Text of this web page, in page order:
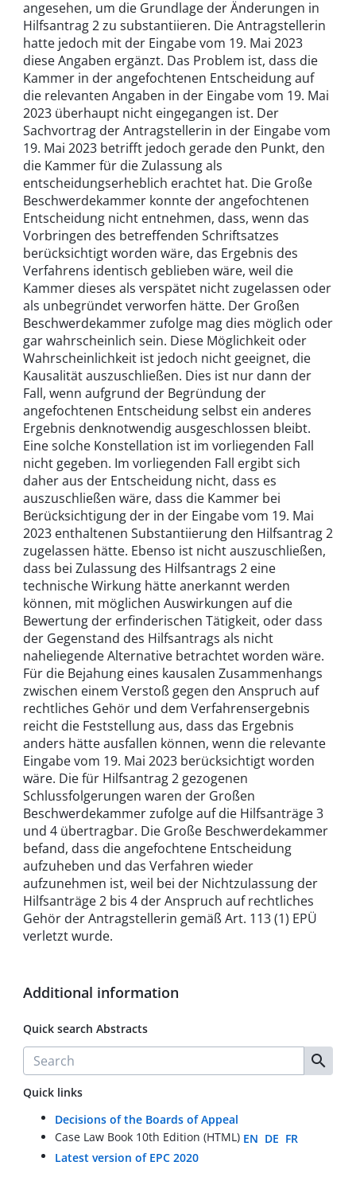
angesehen, um die Grundlage der Änderungen in
Hilfsantrag 2 zu substantiieren. Die Antragstellerin
hatte jedoch mit der Eingabe vom 19. Mai 2023
diese Angaben ergänzt. Das Problem ist, dass die
Kammer in der angefochtenen Entscheidung auf
die relevanten Angaben in der Eingabe vom 19. Mai
2023 überhaupt nicht eingegangen ist. Der
Sachvortrag der Antragstellerin in der Eingabe vom
19. Mai 2023 betrifft jedoch gerade den Punkt, den
die Kammer für die Zulassung als
entscheidungserheblich erachtet hat. Die Große
Beschwerdekammer konnte der angefochtenen
Entscheidung nicht entnehmen, dass, wenn das
Vorbringen des betreffenden Schriftsatzes
berücksichtigt worden wäre, das Ergebnis des
Verfahrens identisch geblieben wäre, weil die
Kammer dieses als verspätet nicht zugelassen oder
als unbegründet verworfen hätte. Der Großen
Beschwerdekammer zufolge mag dies möglich oder
gar wahrscheinlich sein. Diese Möglichkeit oder
Wahrscheinlichkeit ist jedoch nicht geeignet, die
Kausalität auszuschließen. Dies ist nur dann der
Fall, wenn aufgrund der Begründung der
angefochtenen Entscheidung selbst ein anderes
Ergebnis denknotwendig ausgeschlossen bleibt.
Eine solche Konstellation ist im vorliegenden Fall
nicht gegeben. Im vorliegenden Fall ergibt sich
daher aus der Entscheidung nicht, dass es
auszuschließen wäre, dass die Kammer bei
Berücksichtigung der in der Eingabe vom 19. Mai
2023 enthaltenen Substantiierung den Hilfsantrag 2
zugelassen hätte. Ebenso ist nicht auszuschließen,
dass bei Zulassung des Hilfsantrags 2 eine
technische Wirkung hätte anerkannt werden
können, mit möglichen Auswirkungen auf die
Bewertung der erfinderischen Tätigkeit, oder dass
der Gegenstand des Hilfsantrags als nicht
naheliegende Alternative betrachtet worden wäre.
Für die Bejahung eines kausalen Zusammenhangs
zwischen einem Verstoß gegen den Anspruch auf
rechtliches Gehör und dem Verfahrensergebnis
reicht die Feststellung aus, dass das Ergebnis
anders hätte ausfallen können, wenn die relevante
Eingabe vom 19. Mai 2023 berücksichtigt worden
wäre. Die für Hilfsantrag 2 gezogenen
Schlussfolgerungen waren der Großen
Beschwerdekammer zufolge auf die Hilfsanträge 3
und 4 übertragbar. Die Große Beschwerdekammer
befand, dass die angefochtene Entscheidung
aufzuheben und das Verfahren wieder
aufzunehmen ist, weil bei der Nichtzulassung der
Hilfsanträge 2 bis 4 der Anspruch auf rechtliches
Gehör der Antragstellerin gemäß Art. 113 (1) EPÜ
verletzt wurde.
Additional information
Quick search Abstracts
Quick links
Decisions of the Boards of Appeal
Case Law Book 10th Edition (HTML) EN DE FR
Latest version of EPC 2020